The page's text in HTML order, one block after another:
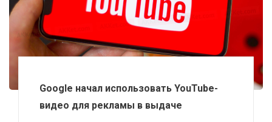
Google начал использовать YouTube-
видео для рекламы в выдаче